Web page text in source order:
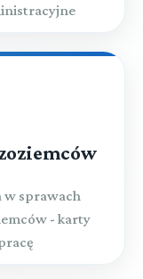
w sprawach
- karty